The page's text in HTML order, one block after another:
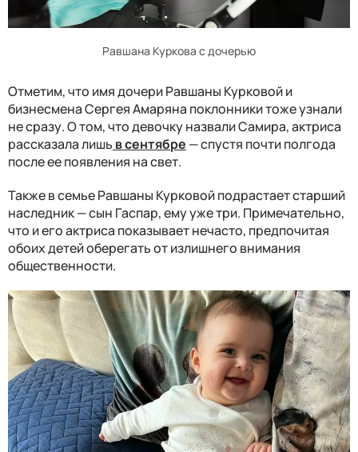
Равшана Куркова с дочерью
Отметим, что имя дочери Равшаны Курковой и
бизнесмена Сергея Амаряна поклонники тоже узнали
не сразу. О том, что девочку назвали Самира, актриса
рассказала лишь в сентябре — спустя почти полгода
после ее появления на свет.
Также в семье Равшаны Курковой подрастает старший
наследник — сын Гаспар, ему уже три. Примечательно,
что и его актриса показывает нечасто, предпочитая
обоих детей оберегать от излишнего внимания
общественности.